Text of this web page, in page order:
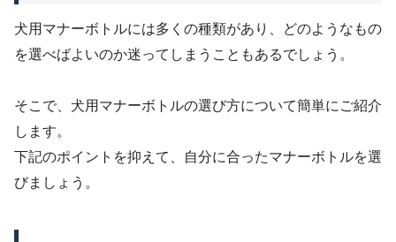
犬用マナーボトルには多くの種類があり、どのようなもの
を選べばよいのか迷ってしまうこともあるでしょう。
そこで、犬用マナーボトルの選び方について簡単にご紹介
します。
下記のポイントを抑えて、自分に合ったマナーボトルを選
びましょう。